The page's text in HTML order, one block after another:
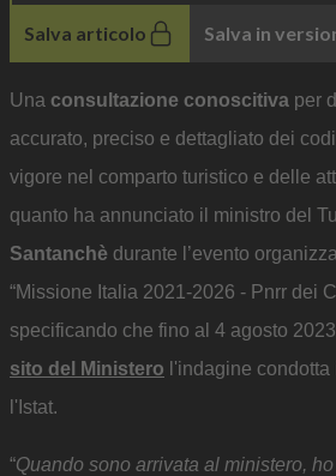
Salva articolo Salva in
Una consultazione conoscitiva per
accurato, preciso e dettagliato dei
vigore nel comparto turistico e delle
quanto ha annunciato il ministro del
Santanchè durante l’evento
“Missione Italia 2021-2026 - Pnrr dei
specificando che fino al 4 agosto
sito del Ministero l'indagine
l'Istat.
“Quando sono arrivata al ministero,